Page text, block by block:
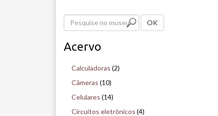
s
OK
Acervo
Calculadoras (2)
Câmeras (10)
Celulares (14)
Circuitos eletrônicos (4)